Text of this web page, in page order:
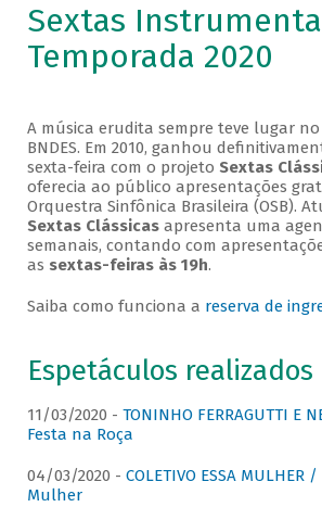
Sextas
Temporada 2020
A música erudita sempre teve lugar
BNDES. Em 2010, ganhou
sexta-feira com o projeto Sextas
oferecia ao público apresentações
Orquestra Sinfônica Brasileira (OSB).
Sextas Clássicasapresenta uma
semanais, contando com
as sextas-feiras às 19h.
Saiba como funciona a reserva de
Espetáculos realizados
11/03/2020 - TONINHO FERRAGUTTI E
Festa na Roça
04/03/2020 - COLETIVO ESSA MULHER
Mulher